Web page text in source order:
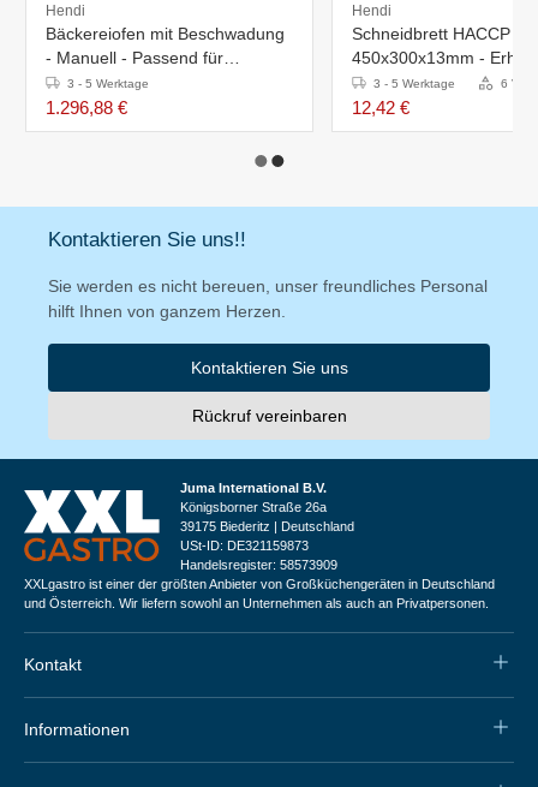
Hendi
Bäckereiofen mit Beschwadung
- Manuell - Passend für
600x400mm Bleche
3 - 5 Werktage
1.296,88 €
Hendi
Schneidbrett HACCP
450x300x13mm -
Farben
3 - 5 Werktage 6
12,42 €
Kontaktieren Sie uns!!
Sie werden es nicht bereuen, unser freundliches Personal
hilft Ihnen von ganzem Herzen.
Kontaktieren Sie uns
Rückruf vereinbaren
Juma International B.V.
Königsborner Straße 26a
39175 Biederitz | Deutschland
USt-ID: DE321159873
Handelsregister: 58573909
XXLgastro ist einer der größten Anbieter von Großküchengeräten in Deutschland
und Österreich. Wir liefern sowohl an Unternehmen als auch an Privatpersonen.
Kontakt
Informationen